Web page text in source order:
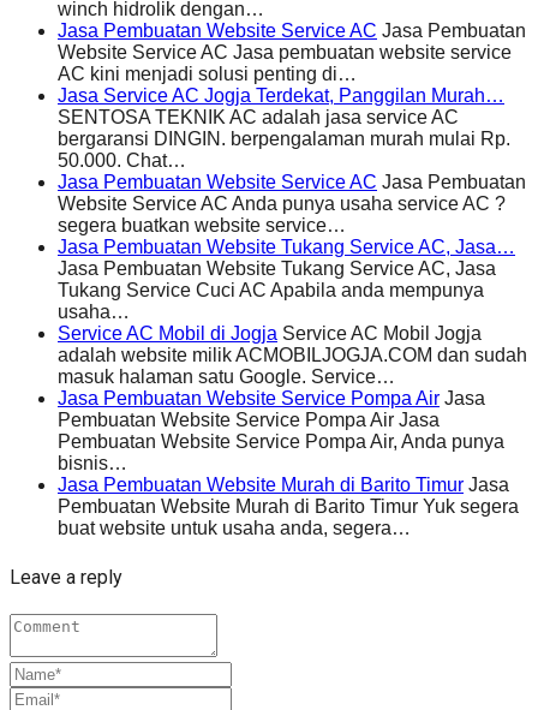
winch hidrolik dengan…
Jasa Pembuatan Website Service AC Jasa Pembuatan
Website Service AC Jasa pembuatan website service
AC kini menjadi solusi penting di…
Jasa Service AC Jogja Terdekat, Panggilan Murah…
SENTOSA TEKNIK AC adalah jasa service AC
bergaransi DINGIN. berpengalaman murah mulai Rp.
50.000. Chat…
Jasa Pembuatan Website Service AC Jasa Pembuatan
Website Service AC Anda punya usaha service AC ?
segera buatkan website service…
Jasa Pembuatan Website Tukang Service AC, Jasa…
Jasa Pembuatan Website Tukang Service AC, Jasa
Tukang Service Cuci AC Apabila anda mempunya
usaha…
Service AC Mobil di Jogja Service AC Mobil Jogja
adalah website milik ACMOBILJOGJA.COM dan sudah
masuk halaman satu Google. Service…
Jasa Pembuatan Website Service Pompa Air Jasa
Pembuatan Website Service Pompa Air Jasa
Pembuatan Website Service Pompa Air, Anda punya
bisnis…
Jasa Pembuatan Website Murah di Barito Timur Jasa
Pembuatan Website Murah di Barito Timur Yuk segera
buat website untuk usaha anda, segera…
Leave a reply